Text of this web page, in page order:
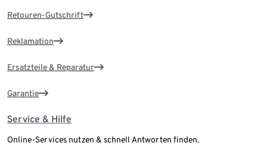
Retouren-Gutschrift
Reklamation
Ersatzteile & Reparatur
Garantie
Service & Hilfe
Online-Services nutzen & schnell Antworten finden.